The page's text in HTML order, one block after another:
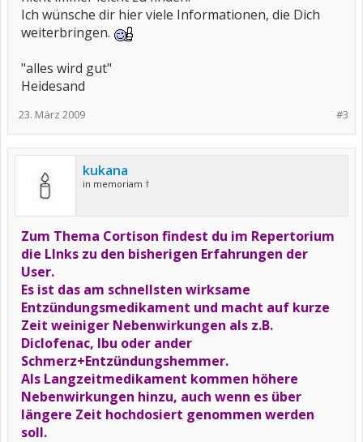
Ich wünsche dir hier viele Informationen, die Dich
weiterbringen.
"alles wird gut"
Heidesand
#3
23. März 2009
kukana
in memoriam †
Zum Thema Cortison findest du im Repertorium
die LInks zu den bisherigen Erfahrungen der
User.
Es ist das am schnellsten wirksame
Entzündungsmedikament und macht auf kurze
Zeit weiniger Nebenwirkungen als z.B.
Diclofenac, Ibu oder ander
Schmerz+Entzündungshemmer.
Als Langzeitmedikament kommen höhere
Nebenwirkungen hinzu, auch wenn es über
längere Zeit hochdosiert genommen werden
soll.